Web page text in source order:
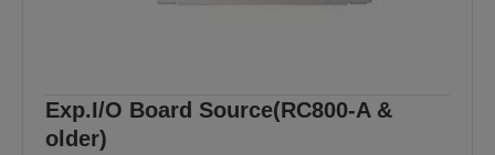
Exp.I/O Board Source(RC800-A &
older)